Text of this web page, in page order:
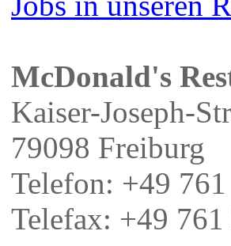
McDonald's
Kaiser-Joseph-
79098 Freiburg
Telefon: +49
Telefax: +49